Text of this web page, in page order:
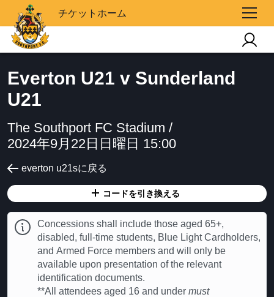
チケットホーム
Everton U21 v Sunderland
U21
The Southport FC Stadium /
2024年9月22日日曜日 15:00
everton u21sに戻る
コードを引き換える
Concessions shall include those aged 65+,
disabled, full-time students, Blue Light Cardholders,
and Armed Force members and will only be
available upon presentation of the relevant
identification documents.
**All attendees aged 16 and under must